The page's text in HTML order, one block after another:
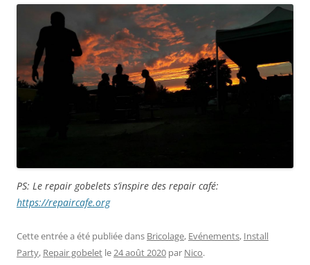
PS: Le repair gobelets s’inspire des repair café:
https://repaircafe.org
Cette entrée a été publiée dans Bricolage, Evénements, Install
Party, Repair gobelet le24 août 2020 par Nico.